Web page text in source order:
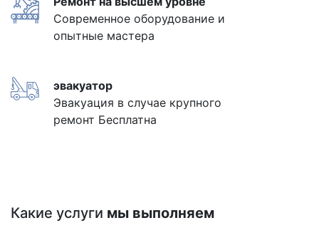
Современное оборудование и
опытные мастера
эвакуатор
Эвакуация в случае крупного
ремонт Бесплатна
Какие услуги мы выполняем